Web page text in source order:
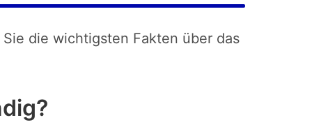
die wichtigsten Fakten über das